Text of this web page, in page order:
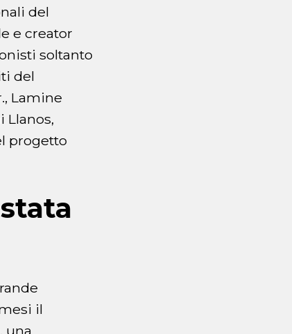
del
e creator
soltanto
del
Lamine
Llanos,
progetto
il
una